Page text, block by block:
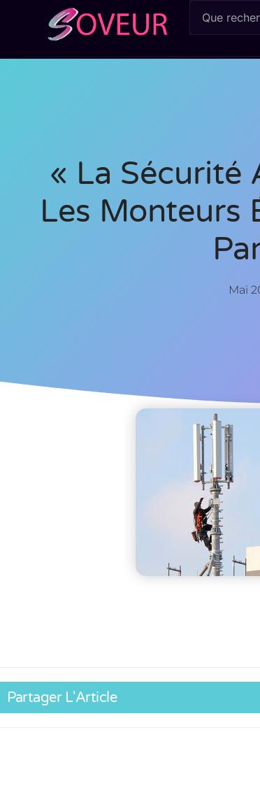
« La Sécurité
Les Monteurs
Mai
Partager L'Article